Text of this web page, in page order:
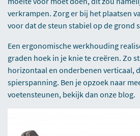
verkrampen. Zorg er bij het plaatsen
voor dat de steun stabiel op de grond
Een ergonomische werkhouding
graden hoek in je knie te creëren. Zo
horizontaal en onderbenen verticaal,
spierspanning. Ben je opzoek naar
voetensteunen, bekijk dan onze blog.